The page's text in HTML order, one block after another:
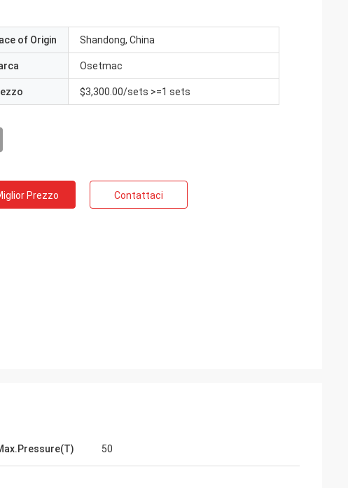
of Origin Shandong, China
Osetmac
$3,300.00/sets >=1 sets
Prezzo Contattaci
50